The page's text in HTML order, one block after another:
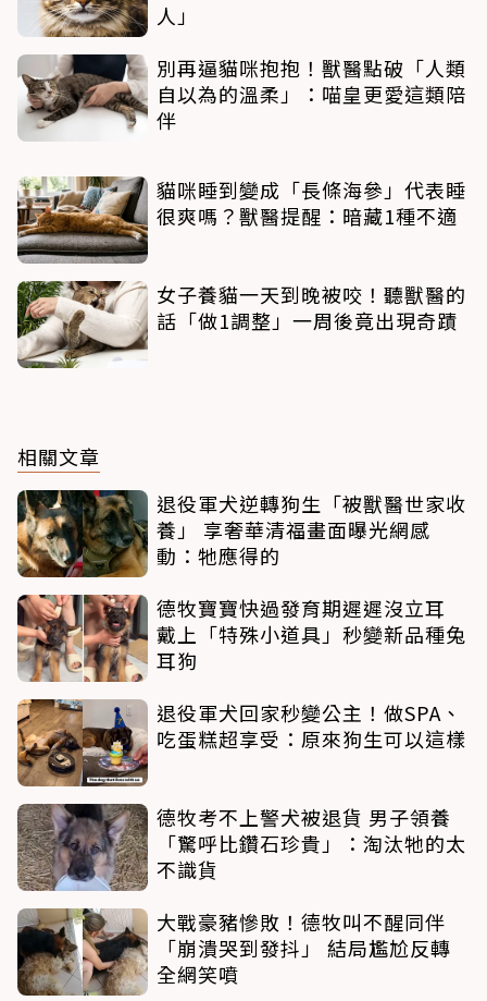
人」
別再逼貓咪抱抱！獸醫點破「人類
自以為的溫柔」：喵皇更愛這類陪
伴
貓咪睡到變成「長條海參」代表睡
很爽嗎？獸醫提醒：暗藏1種不適
女子養貓一天到晚被咬！聽獸醫的
話「做1調整」一周後竟出現奇蹟
相關文章
退役軍犬逆轉狗生「被獸醫世家收
養」 享奢華清福畫面曝光網感
動：牠應得的
德牧寶寶快過發育期遲遲沒立耳
戴上「特殊小道具」秒變新品種兔
耳狗
退役軍犬回家秒變公主！做SPA、
吃蛋糕超享受：原來狗生可以這樣
德牧考不上警犬被退貨 男子領養
「驚呼比鑽石珍貴」：淘汰牠的太
不識貨
大戰豪豬慘敗！德牧叫不醒同伴
「崩潰哭到發抖」 結局尷尬反轉
全網笑噴